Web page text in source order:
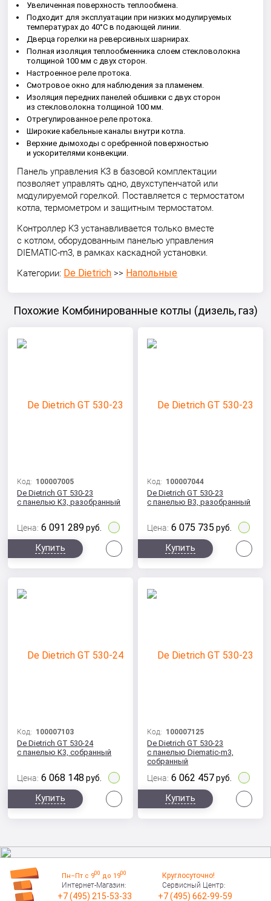
Увеличенная поверхность теплообмена.
Подходит для эксплуатации при низких модулируемых
температурах до 40°C в подающей линии.
Дверца горелки на реверсивных шарнирах.
Полная изоляция теплообменника слоем стекловолокна
толщиной 100 мм с двух сторон.
Настроенное реле протока.
Смотровое окно для наблюдения за пламенем.
Изоляция передних панелей обшивки с двух сторон
из стекловолокна толщиной 100 мм.
Отрегулированное реле протока.
Широкие кабельные каналы внутри котла.
Верхние дымоходы с оребренной поверхностью
и ускорителями конвекции.
Панель управления K3 в базовой комплектации
позволяет управлять одно, двухступенчатой или
модулируемой горелкой. Поставляется с термостатом
котла, термометром и защитным термостатом.
Контроллер K3 устанавливается только вместе
с котлом, оборудованным панелью управления
DIEMATIC-m3, в рамках каскадной установки.
Категории: De Dietrich >> Напольные
Похожие Комбинированные котлы (дизель, газ)
Код: 100007005
De Dietrich GT 530-23
с панелью K3, разобранный
Цена: 6 091 289 руб.
Купить
Код: 100007044
De Dietrich GT 530-23
с панелью B3, разобранный
Цена: 6 075 735 руб.
Купить
Код: 100007103
De Dietrich GT 530-24
с панелью K3, собранный
Цена: 6 068 148 руб.
Купить
Код: 100007125
De Dietrich GT 530-23
с панелью Diematic-m3,
собранный
Цена: 6 062 457 руб.
Купить
Пн–Пт с 900 до 1900
Интернет-Магазин:
+7 (495) 215-53-33
Круглосуточно!
Сервисный Центр:
+7 (495) 662-99-59